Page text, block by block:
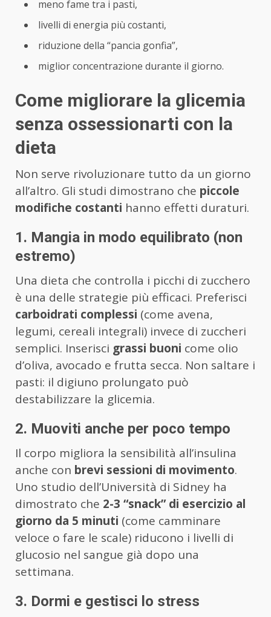
meno fame tra i pasti,
livelli di energia più costanti,
riduzione della “pancia gonfia”,
miglior concentrazione durante il giorno.
Come migliorare la glicemia
senza ossessionarti con la
dieta
Non serve rivoluzionare tutto da un giorno
all’altro. Gli studi dimostrano che piccole
modifiche costanti hanno effetti duraturi.
1. Mangia in modo equilibrato (non
estremo)
Una dieta che controlla i picchi di zucchero
è una delle strategie più efficaci. Preferisci
carboidrati complessi (come avena,
legumi, cereali integrali) invece di zuccheri
semplici. Inserisci grassi buoni come olio
d’oliva, avocado e frutta secca. Non saltare i
pasti: il digiuno prolungato può
destabilizzare la glicemia.
2. Muoviti anche per poco tempo
Il corpo migliora la sensibilità all’insulina
anche con brevi sessioni di movimento.
Uno studio dell’Università di Sidney ha
dimostrato che 2-3 “snack” di esercizio al
giorno da 5 minuti (come camminare
veloce o fare le scale) riducono i livelli di
glucosio nel sangue già dopo una
settimana.
3. Dormi e gestisci lo stress